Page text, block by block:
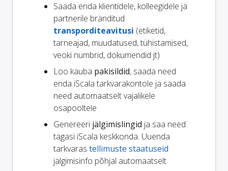
Saada enda klientidele, kolleegidele ja
partnerile bränditud
transporditeavitusi (etiketid,
tarneajad, muudatused, tühistamised,
veoki numbrid, dokumendid jt)
Loo kauba pakisildid, saada need
enda iScala tarkvarakontole ja saada
need automaatselt vajalikele
osapooltele
Genereeri jälgimislingid ja saa need
tagasi iScala keskkonda. Uuenda
tarkvaras tellimuste staatuseid
jälgimisinfo põhjal automaatselt